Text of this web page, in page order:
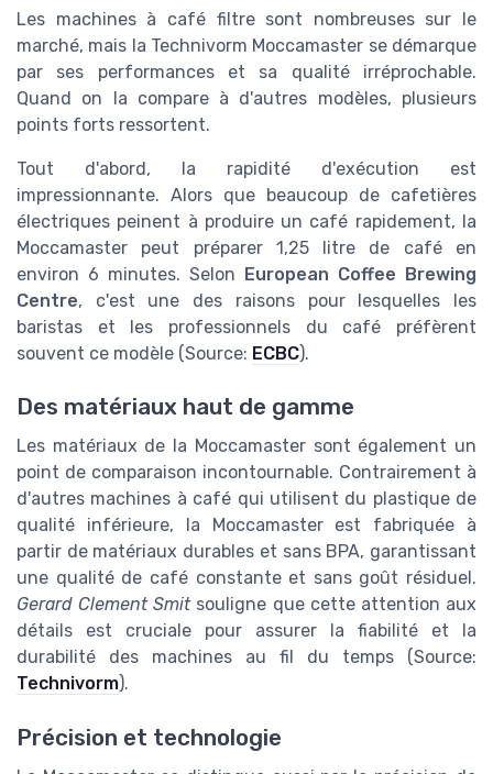
Les machines à café filtre sont nombreuses sur le
marché, mais la Technivorm Moccamaster se démarque
par ses performances et sa qualité irréprochable.
Quand on la compare à d'autres modèles, plusieurs
points forts ressortent.
Tout d'abord, la rapidité d'exécution est
impressionnante. Alors que beaucoup de cafetières
électriques peinent à produire un café rapidement, la
Moccamaster peut préparer 1,25 litre de café en
environ 6 minutes. Selon European Coffee Brewing
Centre, c'est une des raisons pour lesquelles les
baristas et les professionnels du café préfèrent
souvent ce modèle (Source: ECBC).
Des matériaux haut de gamme
Les matériaux de la Moccamaster sont également un
point de comparaison incontournable. Contrairement à
d'autres machines à café qui utilisent du plastique de
qualité inférieure, la Moccamaster est fabriquée à
partir de matériaux durables et sans BPA, garantissant
une qualité de café constante et sans goût résiduel.
Gerard Clement Smitsouligne que cette attention aux
détails est cruciale pour assurer la fiabilité et la
durabilité des machines au fil du temps (Source:
Technivorm).
Précision et technologie